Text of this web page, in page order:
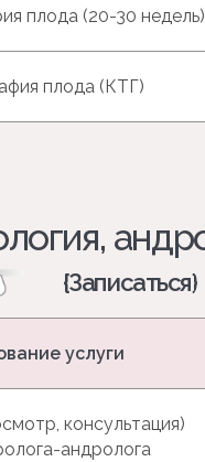
плода (20-30 недель)
плода (КТГ)
услуги
консультация)
андролога